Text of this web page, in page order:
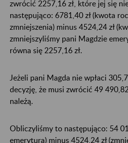
zwrócić 2257,16 zł, które jej się
następująco: 6781,40 zł (kwota
zmniejszenia) minus 4524,24 zł
zmniejszyliśmy pani Magdzie
równa się 2257,16 zł.
Jeżeli pani Magda nie wpłaci
decyzję, że musi zwrócić 49
należą.
Obliczyliśmy to następująco: 54
emerytura) minus 4524,24 zł